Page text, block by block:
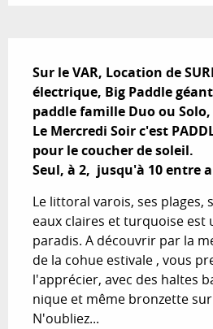
Sur le VAR, Location de
électrique, Big Paddle
paddle famille Duo ou
Le Mercredi Soir c'est
pour le coucher de soleil.
Seul, à 2,  jusqu'à 10 entre
Le littoral varois, ses plages,
eaux claires et turquoise est
paradis. A découvrir par la
de la cohue estivale , vous
l'apprécier, avec des haltes
nique et même bronzette
N'oubliez...